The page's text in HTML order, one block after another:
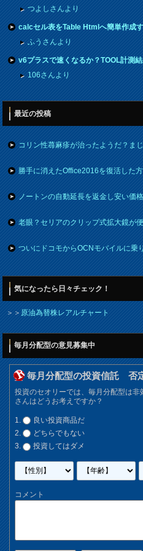
つよしさんより
calcセル表をTable Htmlへ簡単作成
ふうさんより
v6プラスで速くなるか？TOOL計測
106さんより
最近の投稿
コリン性蕁麻疹が治ったようだ？ま
勝手に消えたOffice2016を復活した
ノートンの自動延長を返金し安い価
老眼？セリアのクリップ式拡大鏡が
ついにドコモからOCNモバイルに乗
気になったら日々チェック！
＞＞原油為替株レアルチャート
毎月分配型の意見募集中
毎月分配型の投資信託 否
投資のセオリーでは、毎月分配型は
さんはどうお考えですか？
良い投資商品だ
どちらでもない
投資してはダメ
コメント